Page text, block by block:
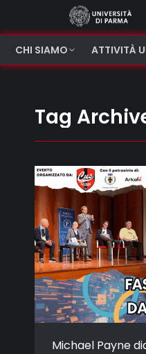
CHI SIAMO ATTIVITÀ
Tag
Michael Payne